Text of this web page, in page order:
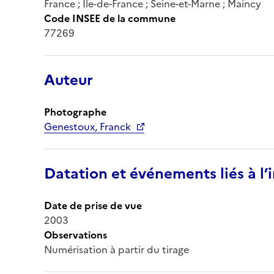
France ; Île-de-France ; Seine-et-Marne ; Maincy
Code INSEE de la commune
77269
Auteur
Photographe
Genestoux, Franck
Datation et événements liés à
Date de prise de vue
2003
Observations
Numérisation à partir du tirage